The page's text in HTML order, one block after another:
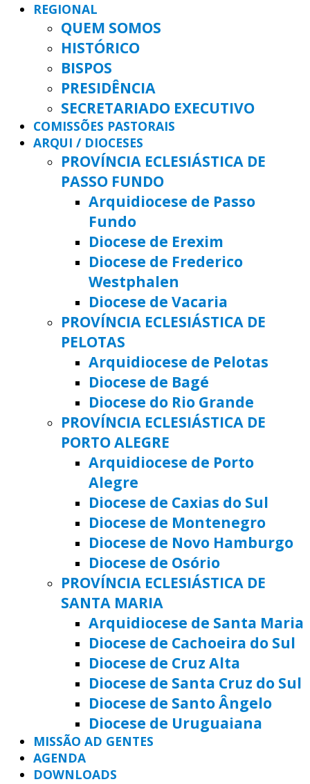
REGIONAL
QUEM SOMOS
HISTÓRICO
BISPOS
PRESIDÊNCIA
SECRETARIADO EXECUTIVO
COMISSÕES PASTORAIS
ARQUI / DIOCESES
PROVÍNCIA ECLESIÁSTICA DE
PASSO FUNDO
Arquidiocese de Passo
Fundo
Diocese de Erexim
Diocese de Frederico
Westphalen
Diocese de Vacaria
PROVÍNCIA ECLESIÁSTICA DE
PELOTAS
Arquidiocese de Pelotas
Diocese de Bagé
Diocese do Rio Grande
PROVÍNCIA ECLESIÁSTICA DE
PORTO ALEGRE
Arquidiocese de Porto
Alegre
Diocese de Caxias do Sul
Diocese de Montenegro
Diocese de Novo Hamburgo
Diocese de Osório
PROVÍNCIA ECLESIÁSTICA DE
SANTA MARIA
Arquidiocese de Santa Maria
Diocese de Cachoeira do Sul
Diocese de Cruz Alta
Diocese de Santa Cruz do Sul
Diocese de Santo Ângelo
Diocese de Uruguaiana
MISSÃO AD GENTES
AGENDA
DOWNLOADS